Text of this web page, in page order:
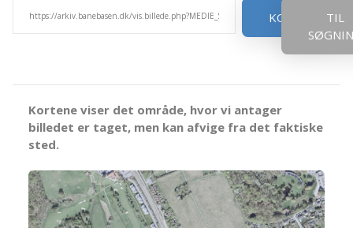
KOPIER
TIL
Kortene viser det område, hvor vi antager
billedet er taget, men kan afvige fra det faktiske
sted.